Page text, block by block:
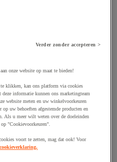
kapelhaspel
Verder zonder accepteren >
onze website op maat te bieden!
klikken, kan ons platform via cookies
informatie kunnen ons marketingteam
website meten en uw winkelvoorkeuren
uw behoeften afgestemde producten en
Als u meer wilt weten over de doeleinden
"Cookievoorkeuren".
voort te zetten, mag dat ook! Voor